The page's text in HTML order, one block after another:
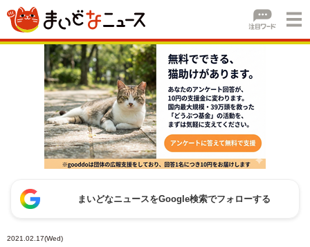
まいどなニュースをGoogle検索でフォローする
2021.02.17(Wed)